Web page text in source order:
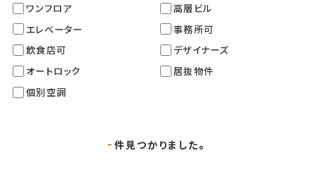
ワンフロア
高層ビル
エレベーター
事務所可
飲食店可
デザイナーズ
オートロック
居抜物件
個別空調
- 件見つかりました。